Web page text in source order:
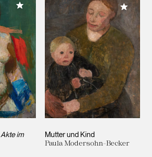
Akte im
Meiner Sammlung hinzufügen
Mutter und Kind
Paula Modersohn-Becker
Meiner